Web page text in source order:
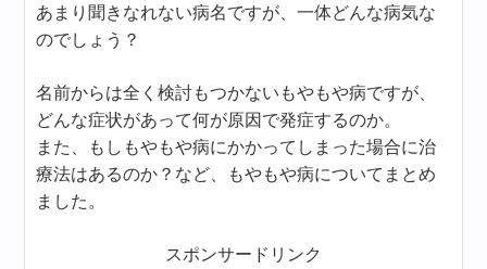
あまり聞きなれない病名ですが、一体どんな病気な
のでしょう？
名前からは全く検討もつかないもやもや病ですが、
どんな症状があって何が原因で発症するのか。
また、もしもやもや病にかかってしまった場合に治
療法はあるのか？など、もやもや病についてまとめ
ました。
スポンサードリンク